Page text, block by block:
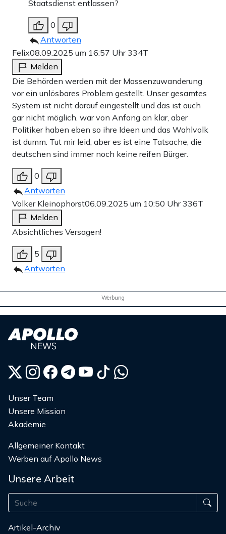
Staatsdienst entlassen?
0
Antworten
Felix08.09.2025 um 16:57 Uhr334T
Melden
Die Behörden werden mit der Massenzuwanderung
vor ein unlösbares Problem gestellt. Unser gesamtes
System ist nicht darauf eingestellt und das ist auch
gar nicht möglich. war von Anfang an klar, aber
Politiker haben eben so ihre Ideen und das Wahlvolk
ist dumm. Tut mir leid, aber es ist eine Tatsache, die
deutschen sind immer noch keine reifen Bürger.
0
Antworten
Volker Kleinophorst06.09.2025 um 10:50 Uhr336T
Melden
Absichtliches Versagen!
5
Antworten
Werbung
Unser Team
Unsere Mission
Akademie
Allgemeiner Kontakt
Werben auf Apollo News
Unsere Arbeit
Artikel-Archiv